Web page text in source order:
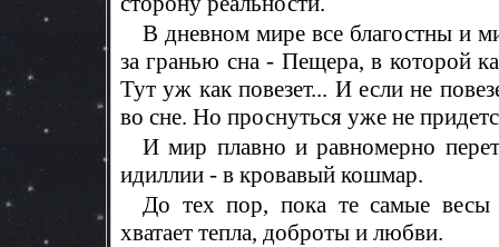
В дневном мире все благостны и
за гранью сна - Пещера, в которой
Тут уж как повезет... И если не
во сне. Но проснуться уже не
И мир плавно и равномерно
идиллии - в кровавый кошмар.
До тех пор, пока те самые весы
хватает тепла, доброты и любви.